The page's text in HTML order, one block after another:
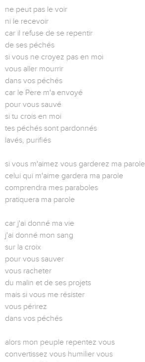
ne peut pas le voir
ni le recevoir
car il refuse de se repentir
de ses péchés
si vous ne croyez pas en moi
vous aller mourrir
dans vos péchés
car le Pere m'a envoyé
pour vous sauvé
si tu crois en moi
tes péchés sont pardonnés
lavés, purifiés
si vous m'aimez vous garderez ma parole
celui qui m'aime gardera ma parole
comprendra mes paraboles
pratiquera ma parole
car j'ai donné ma vie
j'ai donné mon sang
sur la croix
pour vous sauver
vous racheter
du malin et de ses projets
mais si vous me résister
vous périrez
dans vos péchés
alors mon peuple repentez vous
convertissez vous humilier vous